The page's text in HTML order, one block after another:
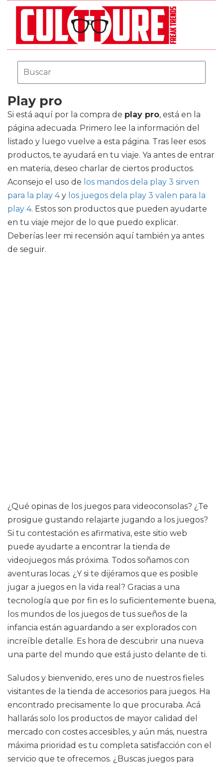
Play pro
Si está aquí por la compra de play pro, está en la
página adecuada. Primero lee la información del
listado y luego vuelve a esta página. Tras leer esos
productos, te ayudará en tu viaje. Ya antes de entrar
en materia, deseo charlar de ciertos productos.
Aconsejo el uso de los mandos dela play 3 sirven
para la play 4y los juegos dela play 3 valen para la
play 4. Estos son productos que pueden ayudarte
en tu viaje mejor de lo que puedo explicar.
Deberías leer mi recensión aquí también ya antes
de seguir.
¿Qué opinas de los juegos para videoconsolas? ¿Te
prosigue gustando relajarte jugando a los juegos?
Si tu contestación es afirmativa, este sitio web
puede ayudarte a encontrar la tienda de
videojuegos más próxima. Todos soñamos con
aventuras locas. ¿Y si te dijéramos que es posible
jugar a juegos en la vida real? Gracias a una
tecnología que por fin es lo suficientemente buena,
los mundos de los juegos de tus sueños de la
infancia están aguardando a ser explorados con
increíble detalle. Es hora de descubrir una nueva
una parte del mundo que está justo delante de ti.
Saludos y bienvenido, eres uno de nuestros fieles
visitantes de la tienda de accesorios para juegos. Ha
encontrado precisamente lo que procuraba. Acá
hallarás solo los productos de mayor calidad del
mercado con costes accesibles, y aún más, nuestra
máxima prioridad es tu completa satisfacción con el
servicio que te ofrecemos. ¿Buscas juegos para